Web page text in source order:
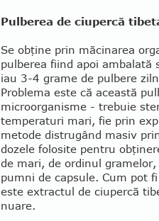
Pulberea de ciupercă
Se obţine prin măcinarea
pulberea fiind apoi ambalată
iau 3-4 grame de pul­bere
Problema este că această
microorganisme - trebuie
tem­peraturi mari, fie prin
metode dis­tru­gând masiv
dozele folosite pentru
de mari, de ordinul
pumni de capsule. Cum pot
este extractul de ciupercă
nuare.